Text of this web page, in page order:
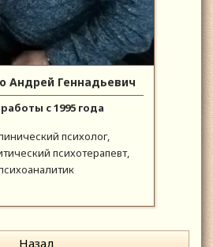
Андрей Геннадьевич
с 1995 года
психолог,
психотерапевт,
Назад